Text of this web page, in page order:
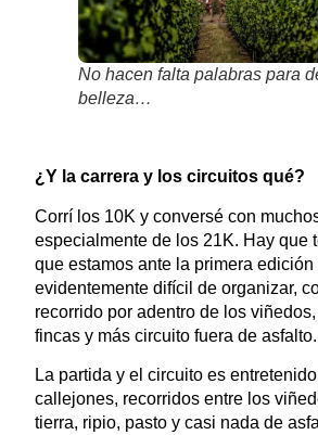
No hacen falta palabras para
belleza…
¿Y la carrera y los circuitos qué?
Corrí los 10K y conversé con
especialmente de los 21K. Hay que
que estamos ante la primera edición
evidentemente difícil de organizar,
recorrido por adentro de los
fincas y más circuito fuera de asfalto.
La partida y el circuito es
callejones, recorridos entre los
tierra, ripio, pasto y casi nada de